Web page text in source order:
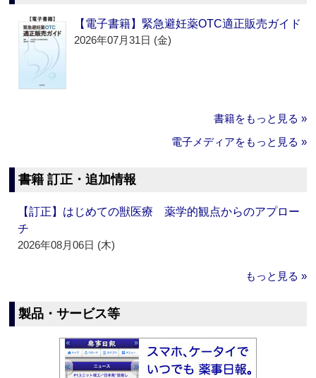
【電子書籍】緊急避妊薬OTC適正販売ガイド
2026年07月31日 (金)
書籍をもっと見る »
電子メディアをもっと見る »
書籍 訂正・追加情報
【訂正】はじめての獣医療 薬学的観点からのアプロー
チ
2026年08月06日 (木)
もっと見る »
製品・サービス等